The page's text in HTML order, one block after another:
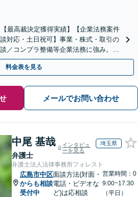
最高裁決定獲得実績】【企業法務案件
対応・土日祝可】事業・株式・取引の
／コンプラ整備等企業法務に強み。株
産問題まで幅広く対応！
料金表を見る
メールでお問い合わせ
中尾 基哉
弁護士
インタビュ
ーを見る
埼玉県
弁護士法人法律事務所フォレスト
広島市中区
からも相談
受付中
面談方法(対面・
電話・ビデオな
ど)は応相談
営業時間：0
9:00~17:30
（平日）